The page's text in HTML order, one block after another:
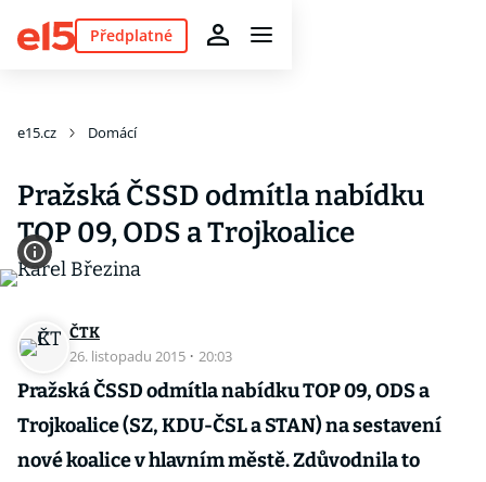
Předplatné
e15.cz Domácí
Pražská ČSSD odmítla nabídku
TOP 09, ODS a Trojkoalice
ČTK
26. listopadu 2015 · 20:03
Pražská ČSSD odmítla nabídku TOP 09, ODS a
Trojkoalice (SZ, KDU-ČSL a STAN) na sestavení
nové koalice v hlavním městě. Zdůvodnila to